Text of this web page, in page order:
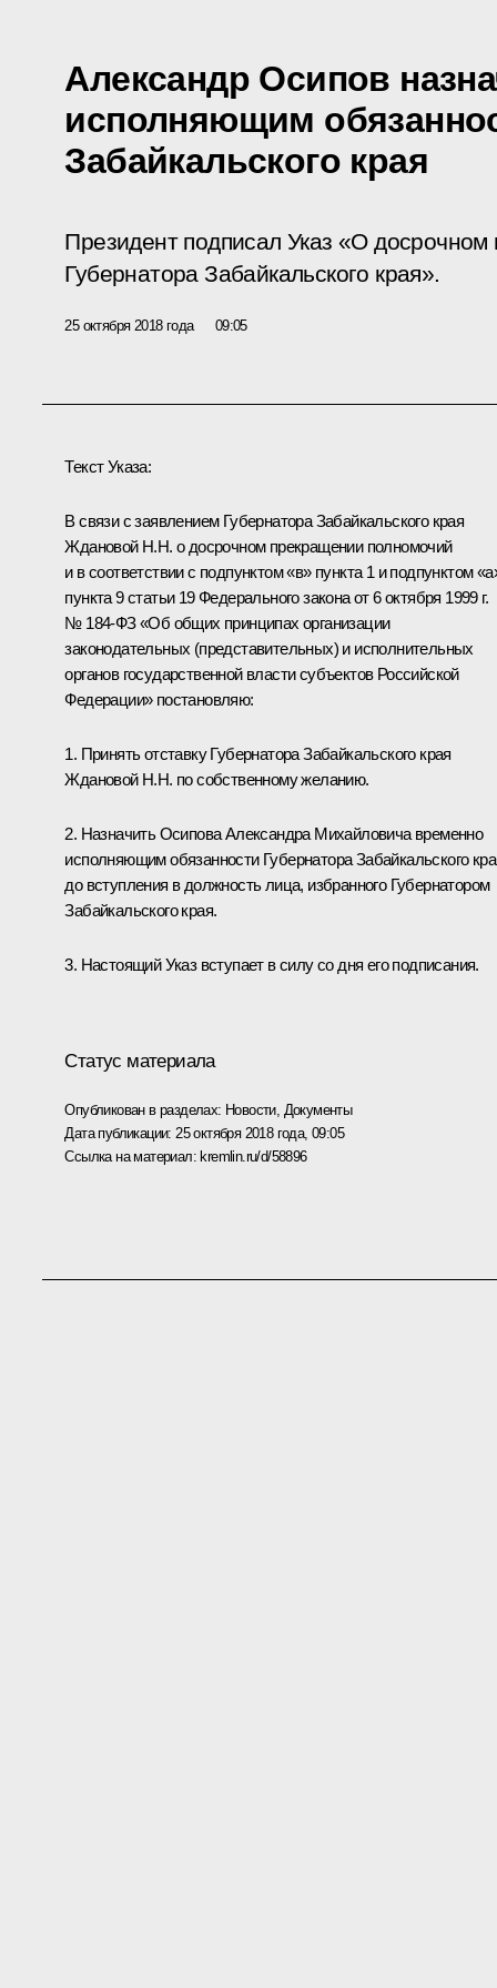
Александр Осипов
исполняющим
Забайкальского края
Президент подписал Указ «О
Губернатора Забайкальского края».
25 октября 2018 года 09:05
Текст Указа:
В связи с заявлением Губернатора Забайкальского края
Ждановой Н.Н. о досрочном прекращении полномочий
и в соответствии с подпунктом «в» пункта 1 и подпунктом
пункта 9 статьи 19 Федерального закона от 6 октября 1999 г.
№ 184-ФЗ «Об общих принципах организации
законодательных (представительных) и исполнительных
органов государственной власти субъектов Российской
Федерации» постановляю:
1. Принять отставку Губернатора Забайкальского края
Ждановой Н.Н. по собственному желанию.
2. Назначить Осипова Александра Михайловича временно
исполняющим обязанности Губернатора Забайкальского
до вступления в должность лица, избранного Губернатором
Забайкальского края.
3. Настоящий Указ вступает в силу со дня его подписания.
Статус материала
Опубликован в разделах: Новости, Документы
Дата публикации: 25 октября 2018 года, 09:05
Ссылка на материал: kremlin.ru/d/58896